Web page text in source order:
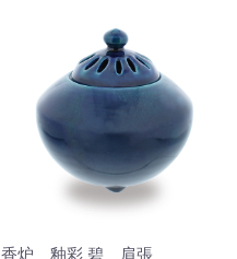
香炉 釉彩 碧 肩張